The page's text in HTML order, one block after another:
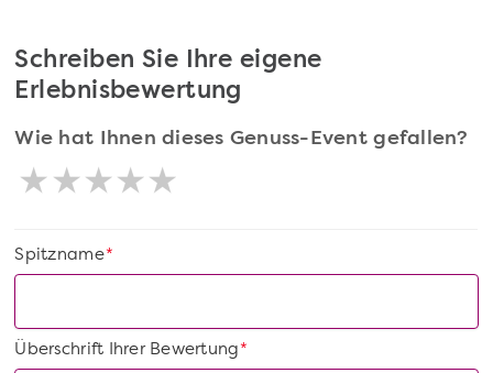
Schreiben Sie Ihre eigene
Erlebnisbewertung
Wie hat Ihnen dieses Genuss-Event gefallen?
*
Spitzname
*
Überschrift Ihrer Bewertung